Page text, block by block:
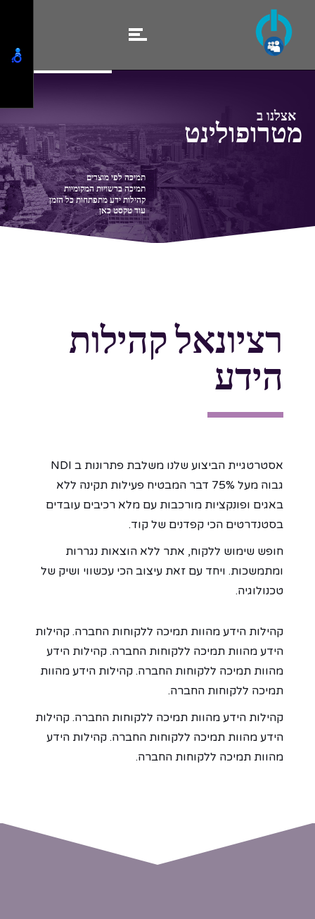
אצלנו ב
מטרופולינט
תמיכה לפי מוצרים
תמיכה ברשויות המקומיות
קהילות ידע מתפתחות כל הזמן
עוד טקסט כאן
רציונאל קהילות
הידע
אסטרטגיית הביצוע שלנו משלבת פתרונות ב NDI
גבוה מעל 75% דבר המבטיח פעילות תקינה ללא
באגים ופונקציות מורכבות עם מלא רכיבים עובדים
בסטנדרטים הכי קפדנים של קוד.
חופש שימוש ללקוח, אתר ללא הוצאות נגררות
ומתמשכות. ויחד עם זאת עיצוב הכי עכשווי ושיק של
טכנולוגיה.
קהילות הידע מהוות תמיכה ללקוחות החברה. קהילות
הידע מהוות תמיכה ללקוחות החברה. קהילות הידע
מהוות תמיכה ללקוחות החברה. קהילות הידע מהוות
תמיכה ללקוחות החברה.
קהילות הידע מהוות תמיכה ללקוחות החברה. קהילות
הידע מהוות תמיכה ללקוחות החברה. קהילות הידע
מהוות תמיכה ללקוחות החברה.